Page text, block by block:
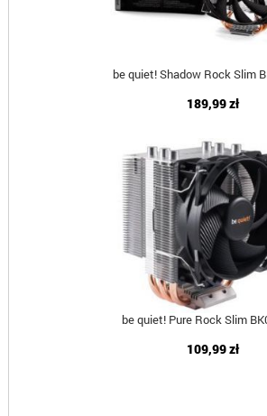
be quiet! Shadow Rock Slim
189,99 zł
be quiet! Pure Rock Slim
109,99 zł